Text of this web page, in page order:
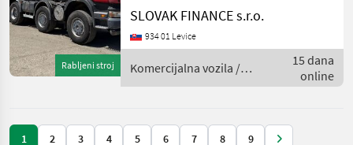
Rabljeni stroj
trojstranný vyklápač 8x6
17m3 r.v. 12/2007, 474 685
km, EURO 4, 309 kW, 11705
brzda, klimatiz
SLOVAK FINANCE s.r.o.
934 01 Levice
Komercijalna vozila /
Scania
15 dana
online
1 2 3 4 5 6 7 8 9